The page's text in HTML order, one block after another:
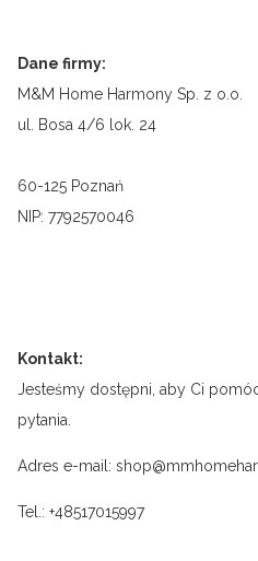
Dane firmy:
M&M Home Harmony Sp. z o.o.
ul. Bosa 4/6 lok. 24
60-125 Poznań
NIP: 7792570046
Kontakt:
Jesteśmy dostępni, aby Ci
pytania.
Adres e-mail:
Tel.: +48517015997